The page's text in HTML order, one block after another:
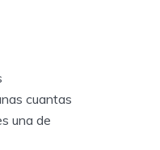
cuantas
una de